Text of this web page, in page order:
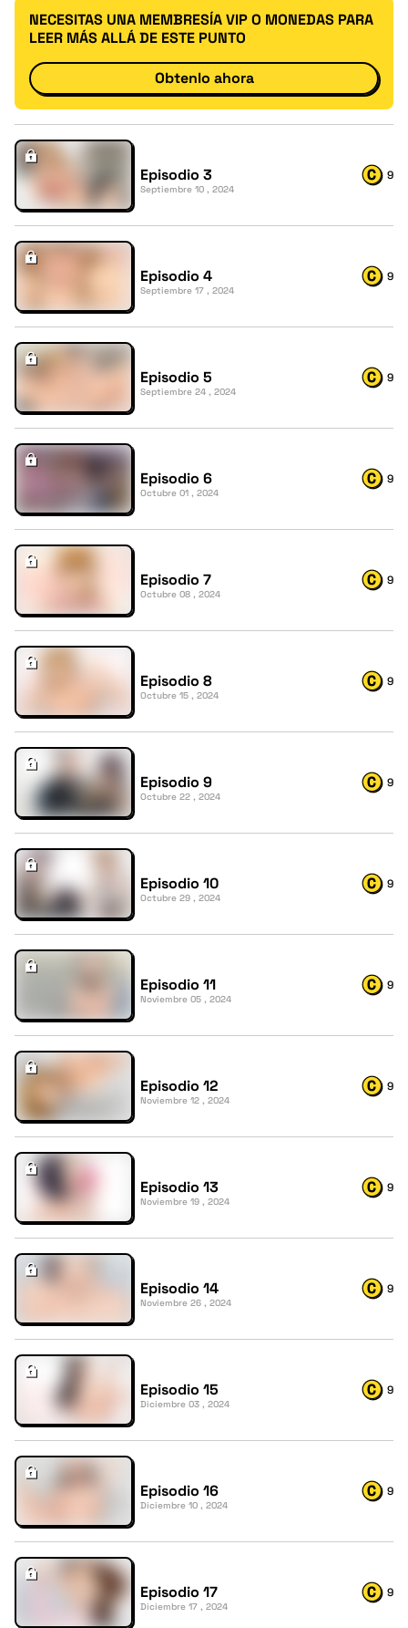
NECESITAS UNA MEMBRESÍA VIP O MONEDAS PARA
LEER MÁS ALLÁ DE ESTE PUNTO
Obtenlo ahora
Episodio 3
Septiembre 10 , 2024
9
Episodio 4
Septiembre 17 , 2024
9
Episodio 5
Septiembre 24 , 2024
9
Episodio 6
Octubre 01 , 2024
9
Episodio 7
Octubre 08 , 2024
9
Episodio 8
Octubre 15 , 2024
9
Episodio 9
Octubre 22 , 2024
9
Episodio 10
Octubre 29 , 2024
9
Episodio 11
Noviembre 05 , 2024
9
Episodio 12
Noviembre 12 , 2024
9
Episodio 13
Noviembre 19 , 2024
9
Episodio 14
Noviembre 26 , 2024
9
Episodio 15
Diciembre 03 , 2024
9
Episodio 16
Diciembre 10 , 2024
9
Episodio 17
Diciembre 17 , 2024
9